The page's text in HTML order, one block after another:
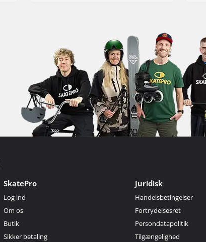
SkatePro
Log ind
Om os
Butik
Sikker betaling
Juridisk
Handelsbetingelser
Fortrydelsesret
Persondatapolitik
Tilgængelighed